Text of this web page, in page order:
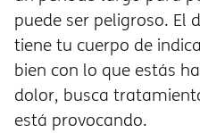
puede ser peligroso. El
tiene tu cuerpo de
bien con lo que estás
dolor, busca
está provocando.